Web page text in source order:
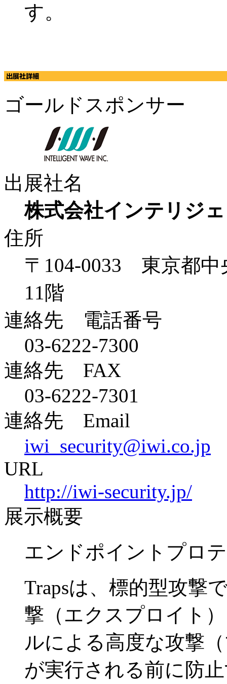
す。
ゴールドスポンサー
出展社名
株式会社インテリジ
住所
〒104-0033 東京都
11階
連絡先 電話番号
03-6222-7300
連絡先 FAX
03-6222-7301
連絡先 Email
iwi_security@iwi.co.jp
URL
http://iwi-security.jp/
展示概要
エンドポイントプロ
Trapsは、標的型攻撃
撃（エクスプロイト
ルによる高度な攻撃
が実行される前に防